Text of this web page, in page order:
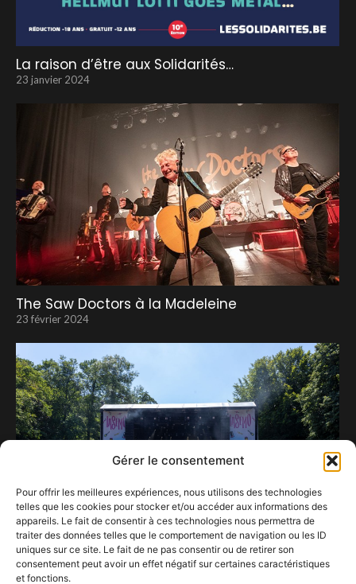
Gérer le consentement
Pour offrir les meilleures expériences, nous utilisons des technologies
telles que les cookies pour stocker et/ou accéder aux informations des
appareils. Le fait de consentir à ces technologies nous permettra de
traiter des données telles que le comportement de navigation ou les ID
uniques sur ce site. Le fait de ne pas consentir ou de retirer son
consentement peut avoir un effet négatif sur certaines caractéristiques
et fonctions.
La raison d’être aux Solidarités…
23 janvier 2024
The Saw Doctors à la Madeleine
23 février 2024
Dimanche à LaSeMo : une clôture en